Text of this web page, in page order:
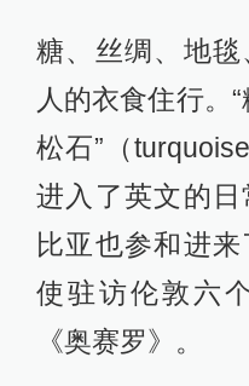
糖、丝绸、地
人的衣食住行。
松石”（
进入了英文的
比亚也参和进
使驻访伦敦六
《奥赛罗》。